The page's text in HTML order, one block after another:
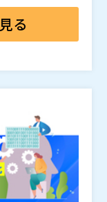
っている ・
間が取られる
アルタイムで
ない
って最も重要な
ルとテスト自
とで、高いシナ
で、テスト管
テスト資産の
品質への対応
フトウェア開
スト管理ツー
は将来的に追
る